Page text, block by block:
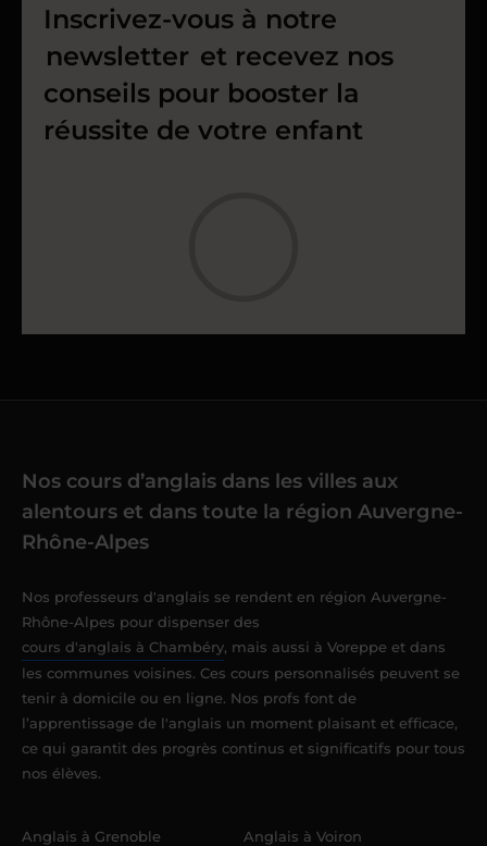
Inscrivez-vous à notre
newsletter et recevez nos
conseils pour booster la
réussite de votre enfant
Nos cours d’anglais dans les villes aux
alentours et dans toute la région Auvergne-
Rhône-Alpes
Nos professeurs d'anglais se rendent en région Auvergne-
Rhône-Alpes pour dispenser des
cours d'anglais à Chambéry, mais aussi à Voreppe et dans
les communes voisines. Ces cours personnalisés peuvent se
tenir à domicile ou en ligne. Nos profs font de
l’apprentissage de l'anglais un moment plaisant et efficace,
ce qui garantit des progrès continus et significatifs pour tous
nos élèves.
Anglais à Grenoble
Anglais à Voiron